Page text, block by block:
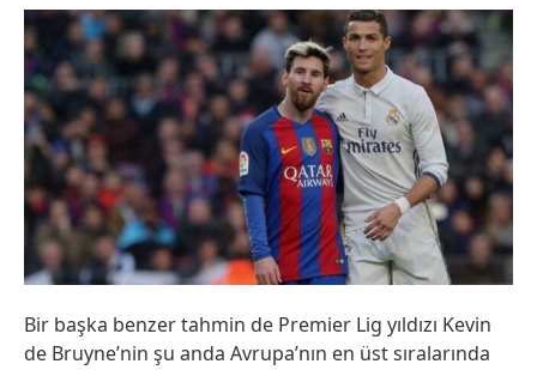
Bir başka benzer tahmin de Premier Lig yıldızı Kevin
de Bruyne’nin şu anda Avrupa’nın en üst sıralarında